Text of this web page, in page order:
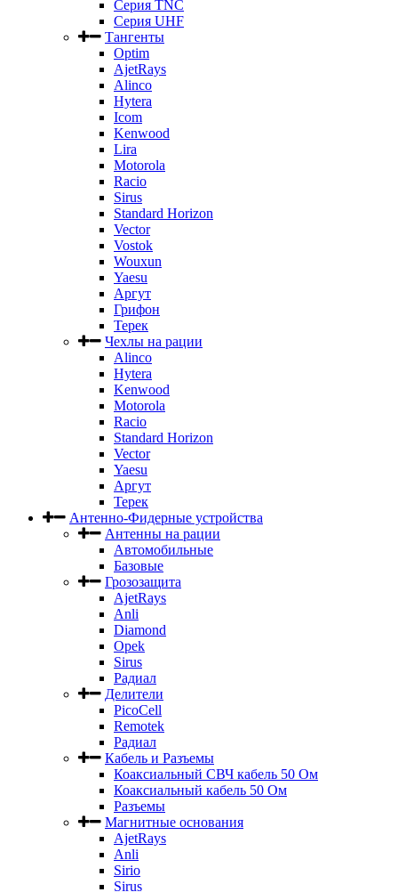
Серия TNC
Серия UHF
Тангенты
Optim
AjetRays
Alinco
Hytera
Icom
Kenwood
Lira
Motorola
Racio
Sirus
Standard Horizon
Vector
Vostok
Wouxun
Yaesu
Аргут
Грифон
Терек
Чехлы на рации
Alinco
Hytera
Kenwood
Motorola
Racio
Standard Horizon
Vector
Yaesu
Аргут
Терек
Антенно-Фидерные устройства
Антенны на рации
Автомобильные
Базовые
Грозозащита
AjetRays
Anli
Diamond
Opek
Sirus
Радиал
Делители
PicoCell
Remotek
Радиал
Кабель и Разъемы
Коаксиальный СВЧ кабель 50 Ом
Коаксиальный кабель 50 Ом
Разъемы
Магнитные основания
AjetRays
Anli
Sirio
Sirus